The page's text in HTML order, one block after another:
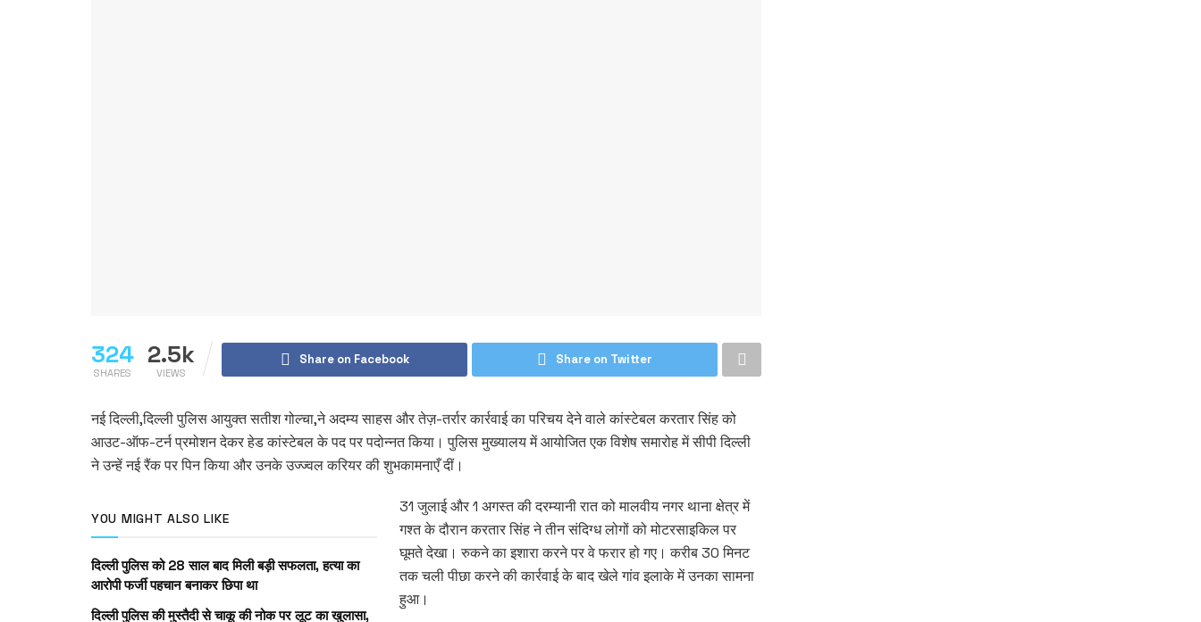
324
SHARES
2.5k
VIEWS
Share on Facebook Share on Twitter
नई दिल्ली,दिल्ली पुलिस आयुक्त सतीश गोल्चा,ने अदम्य साहस और तेज़-तर्रार कार्रवाई का परिचय देने वाले कांस्टेबल करतार सिंह को
आउट-ऑफ-टर्न प्रमोशन देकर हेड कांस्टेबल के पद पर पदोन्नत किया। पुलिस मुख्यालय में आयोजित एक विशेष समारोह में सीपी दिल्ली
ने उन्हें नई रैंक पर पिन किया और उनके उज्ज्वल करियर की शुभकामनाएँ दीं।
YOU MIGHT ALSO LIKE
दिल्ली पुलिस को 28 साल बाद मिली बड़ी सफलता, हत्या का
आरोपी फर्जी पहचान बनाकर छिपा था
दिल्ली पुलिस की मुस्तैदी से चाकू की नोक पर लूट का खुलासा,
31 जुलाई और 1 अगस्त की दरम्यानी रात को मालवीय नगर थाना क्षेत्र में
गश्त के दौरान करतार सिंह ने तीन संदिग्ध लोगों को मोटरसाइकिल पर
घूमते देखा। रुकने का इशारा करने पर वे फरार हो गए। करीब 30 मिनट
तक चली पीछा करने की कार्रवाई के बाद खेले गांव इलाके में उनका सामना
हुआ।